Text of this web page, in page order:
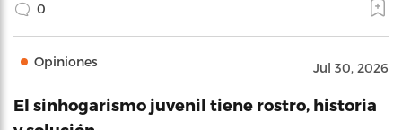
0
Opiniones Jul 30, 2026
El sinhogarismo juvenil tiene rostro, historia